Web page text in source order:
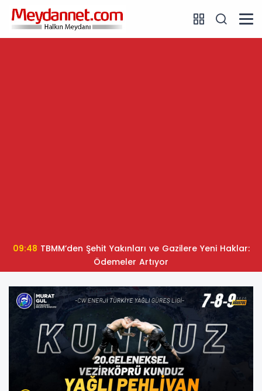
09:48
Ödemeler Artıyor